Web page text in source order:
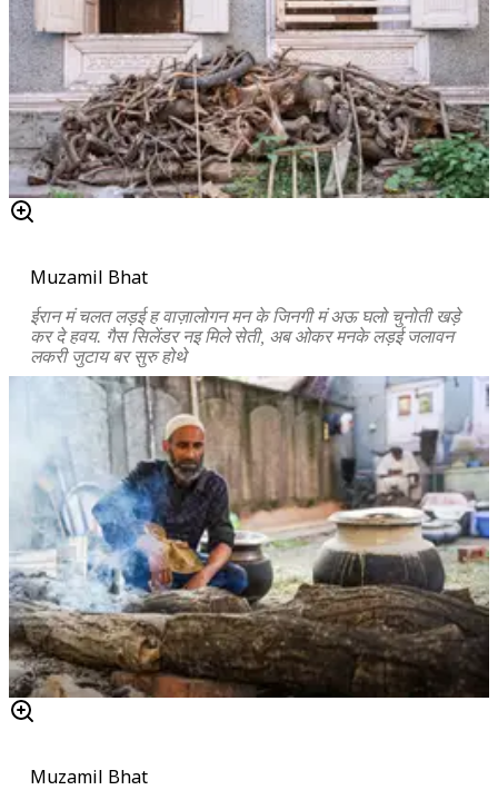
Muzamil Bhat
ईरान मं चलत लड़ई ह वाज़ालोगन मन के जिनगी मं अऊ घलो चुनोती खड़े
कर दे हवय. गैस सिलेंडर नइ मिले सेती, अब ओकर मनके लड़ई जलावन
लकरी जुटाय बर सुरु होथे
Muzamil Bhat